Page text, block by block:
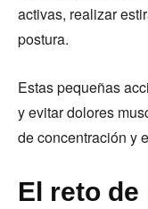
activas, realizar
postura.
Estas pequeñas
y evitar dolores
de concentración y
El reto de